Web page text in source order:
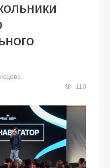
110